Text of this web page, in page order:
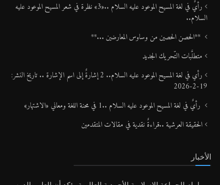
رأيٌ في لغة المسيح الموعود عليه السلام ..«3» نظرة في شعر المسيح الموعود عليه
السلام..
**الحصن الحصين من وساوس المعارضين ...**
متطلَّبات التّحريك الجديد
رأي في لغة المسيح الموعود عليه السلام.. 2 إشارةٌ إلى اسم الإشارة .. تاريخ النشر:
19-2-2026
رأيٌ في لغة المسيح الموعود عليه السلام ..1 في محنة اللغة ومعاني «الاشتهار»
الحقيقة العرشية ..قراءةٌ نقدية في مقالات المتقدمين
الأخبار